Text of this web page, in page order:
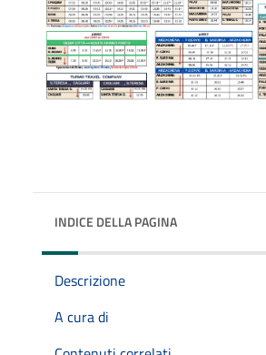
INDICE DELLA PAGINA
Descrizione
A cura di